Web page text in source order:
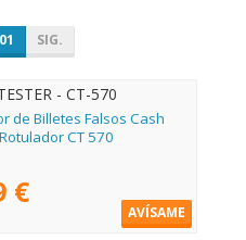
01 SIG.
- CT-570
de Billetes Falsos Cash
CT 570
€
AVÍSAME